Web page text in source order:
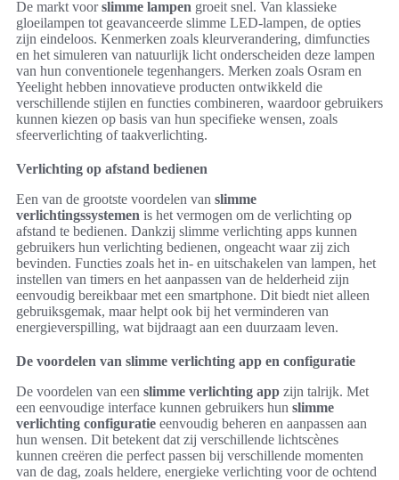
De markt voorslimme lampen groeit snel. Van klassieke
gloeilampen tot geavanceerde slimme LED-lampen, de opties
zijn eindeloos. Kenmerken zoals kleurverandering, dimfuncties
en het simuleren van natuurlijk licht onderscheiden deze lampen
van hun conventionele tegenhangers. Merken zoals Osram en
Yeelight hebben innovatieve producten ontwikkeld die
verschillende stijlen en functies combineren, waardoor gebruikers
kunnen kiezen op basis van hun specifieke wensen, zoals
sfeerverlichting of taakverlichting.
Verlichting op afstand bedienen
Een van de grootste voordelen van slimme
verlichtingssystemen is het vermogen om de verlichting op
afstand te bedienen. Dankzij slimme verlichting apps kunnen
gebruikers hun verlichting bedienen, ongeacht waar zij zich
bevinden. Functies zoals het in- en uitschakelen van lampen, het
instellen van timers en het aanpassen van de helderheid zijn
eenvoudig bereikbaar met een smartphone. Dit biedt niet alleen
gebruiksgemak, maar helpt ook bij het verminderen van
energieverspilling, wat bijdraagt aan een duurzaam leven.
De voordelen van slimme verlichting app en configuratie
De voordelen van een slimme verlichting app zijn talrijk. Met
een eenvoudige interface kunnen gebruikers hun slimme
verlichting configuratie eenvoudig beheren en aanpassen aan
hun wensen. Dit betekent dat zij verschillende lichtscènes
kunnen creëren die perfect passen bij verschillende momenten
van de dag, zoals heldere, energieke verlichting voor de ochtend